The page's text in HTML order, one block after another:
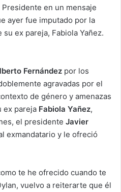
en un mensaje
ayer fue imputado por la
ex pareja, Fabiola Yañez.
Fernández por los
agravadas por el
de género y amenazas
ex pareja Fabiola Yañez,
el presidente Javier
exmandatario y le ofreció
te he ofrecido cuando te
vuelvo a reiterarte que él